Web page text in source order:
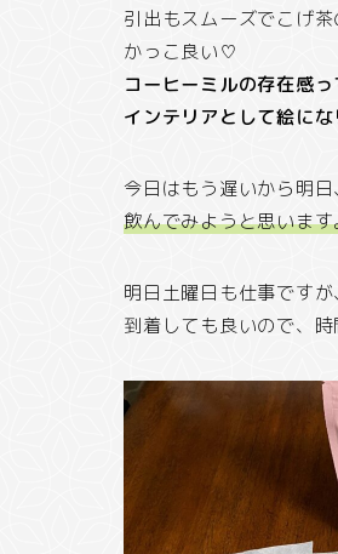
引出もスムーズでこげ
かっこ良い♡
コーヒーミルの存在感
インテリアとして絵にな
今日はもう遅いから明日
飲んでみようと思います
明日土曜日も仕事です
到着しても良いので、時